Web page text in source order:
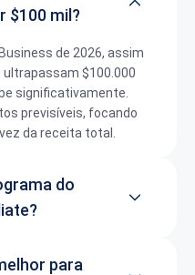
$100 mil?
de 2026, assim
$100.000
significativamente.
previsíveis, focando
da receita total.
do
para